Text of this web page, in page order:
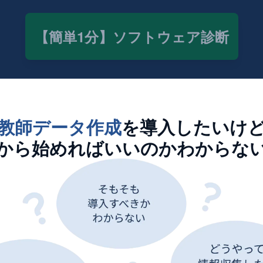
【簡単1分】ソフトウェア診断
師データ作成を導入したいけ
ら始めればいいのかわからな